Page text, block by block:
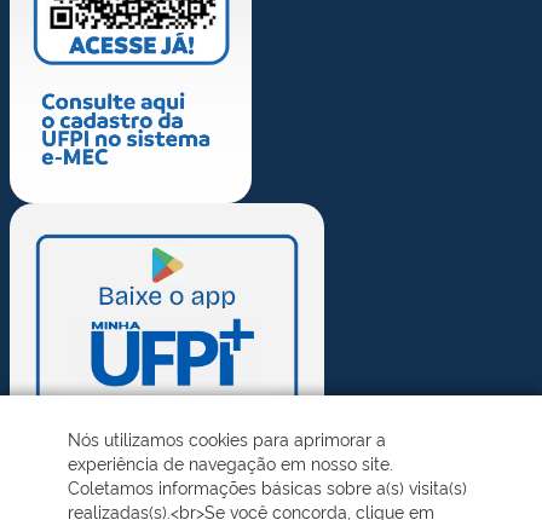
Nós utilizamos cookies para aprimorar a
experiência de navegação em nosso site.
Coletamos informações básicas sobre a(s) visita(s)
realizadas(s).<br>Se você concorda, clique em